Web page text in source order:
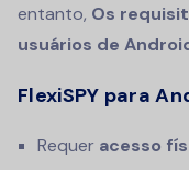
entanto, Os
usuários de
FlexiSPY para
Requer acesso